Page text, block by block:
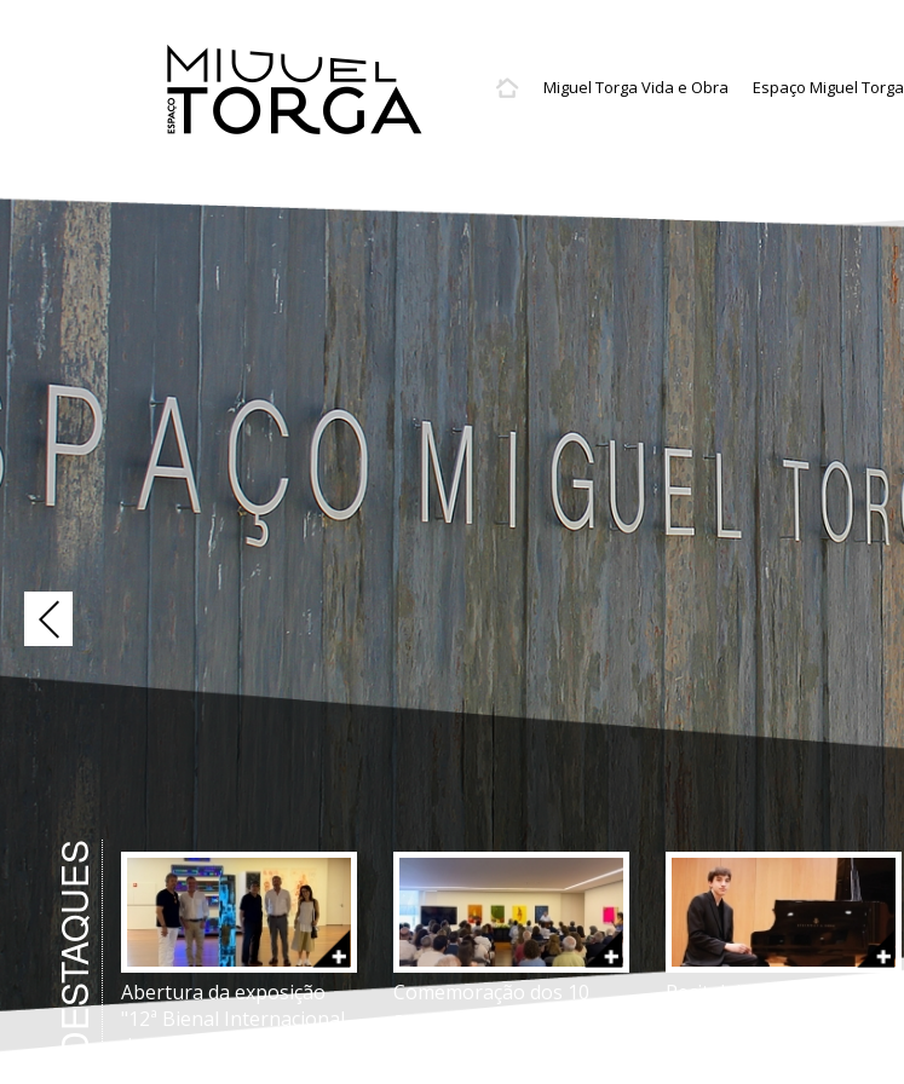
Miguel Torga Vida e Obra Espaço Miguel Torga
DESTAQUES
Abertura da exposição
"12ª Bienal Internacional
de Gravura do Douro
Comemoração dos 10
anos da Inauguração
Recital de piano | Rodrigo